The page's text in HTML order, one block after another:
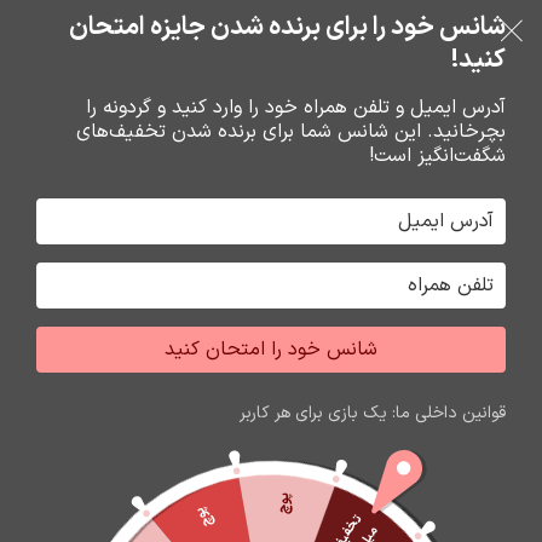
بدون ضامن، بدون سود
عبور به ناوبری
رفتن به محتوای اصلی
0 ریال
الکترونیک
آموزش تعمیرات
لپ تاپ
زمان مورد نیاز برای مطالعه2دقیقه میباشد توضیحات
10
فروشگاه نوین تراشه گنجی
پوچ
پوچ
شانس خود را برای برنده شدن جایزه امتحان
کنید!
آدرس ایمیل و تلفن همراه خود را وارد کنید و گردونه را
بچرخانید. این شانس شما برای برنده شدن تخفیف‌های
شگفت‌انگیز است!
شانس خود را امتحان کنید
قوانین داخلی ما: یک بازی برای هر کاربر